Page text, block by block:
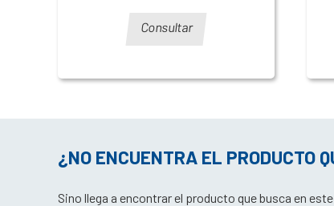
Consultar
¿NO ENCUENTRA EL PRODUCTO
Sino llega a encontrar el producto que busca en